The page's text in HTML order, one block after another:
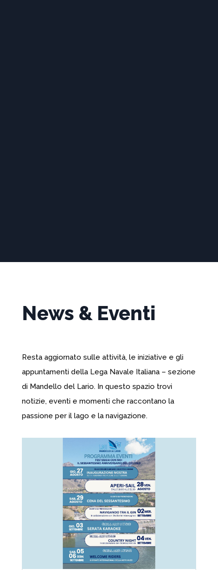
News & Eventi
Resta aggiornato sulle attività, le iniziative e gli
appuntamenti della Lega Navale Italiana – sezione
di Mandello del Lario. In questo spazio trovi
notizie, eventi e momenti che raccontano la
passione per il lago e la navigazione.